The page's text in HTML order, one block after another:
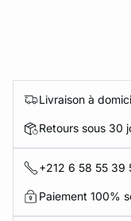
Livraison à
Retours sous 30
+212 6 58 55 39
Paiement 100%